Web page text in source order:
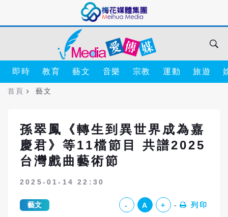
即時 教育 藝文 音樂 宗教 運動 旅遊
首頁 藝文
孫翠鳳《轉生到異世界成為嘉
慶君》等11檔節目 共譜2025
台灣戲曲藝術節
2025-01-14 22:30
藝文 - A + 列印